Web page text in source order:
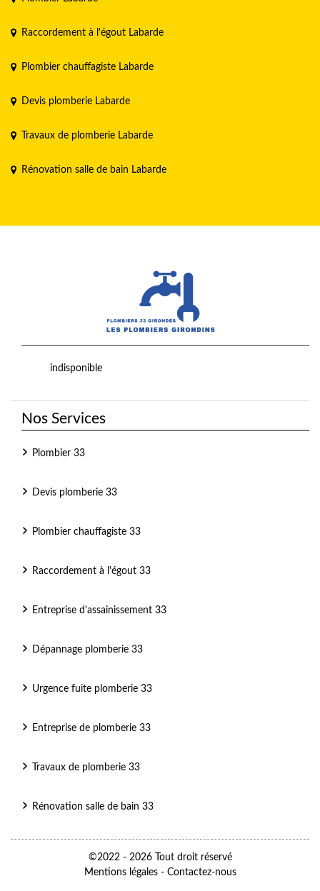
Raccordement à l'égout Labarde
Plombier chauffagiste Labarde
Devis plomberie Labarde
Travaux de plomberie Labarde
Rénovation salle de bain Labarde
indisponible
Nos Services
Plombier 33
Devis plomberie 33
Plombier chauffagiste 33
Raccordement à l'égout 33
Entreprise d'assainissement 33
Dépannage plomberie 33
Urgence fuite plomberie 33
Entreprise de plomberie 33
Travaux de plomberie 33
Rénovation salle de bain 33
©2022 - 2026 Tout droit réservé
Mentions légales- Contactez-nous